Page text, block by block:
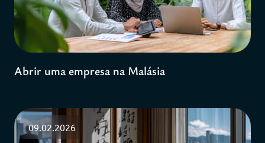
Abrir uma empresa na Malásia
09.02.2026